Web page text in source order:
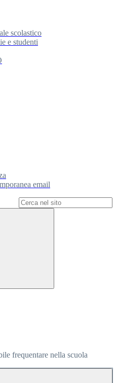
scolastico
e studenti
email
frequentare nella scuola